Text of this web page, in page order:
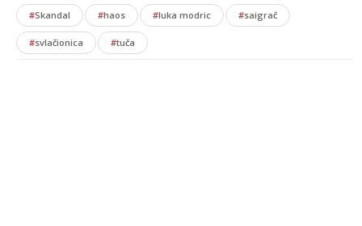
#Skandal #haos #luka modric #saigrač
#svlačionica #tuča